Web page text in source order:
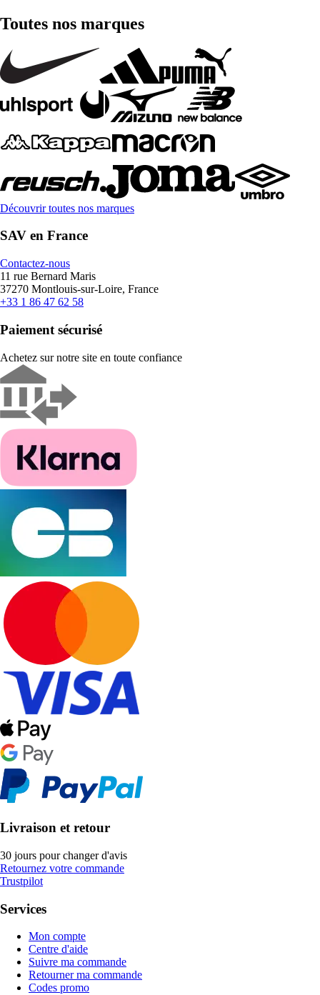
Toutes nos marques
Découvrir toutes nos marques
SAV en France
Contactez-nous
11 rue Bernard Maris
37270 Montlouis-sur-Loire, France
+33 1 86 47 62 58
Paiement sécurisé
Achetez sur notre site en toute confiance
Livraison et retour
30 jours pour changer d'avis
Retournez votre commande
Trustpilot
Services
Mon compte
Centre d'aide
Suivre ma commande
Retourner ma commande
Codes promo